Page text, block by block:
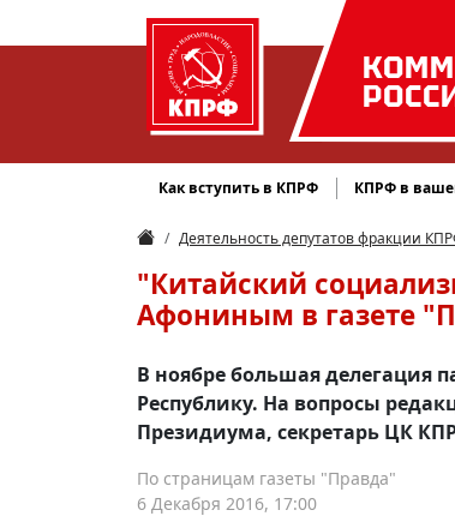
Как вступить в КПРФ КПРФ в
Деятельность депутатов фракции
"Китайский
Афониным в газете
В ноябре большая делегация
Республику. На вопросы
Президиума, секретарь ЦК
По страницам газеты "Правда"
6 Декабря 2016, 17:00